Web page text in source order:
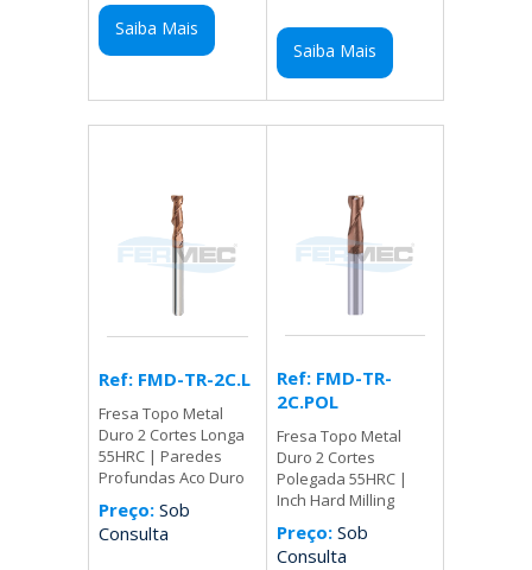
Saiba Mais
Saiba Mais
Ref: FMD-TR-2C.L
Fresa Topo Metal
Duro 2 Cortes Longa
55HRC | Paredes
Profundas Aco Duro
Preço: Sob
Consulta
Ref: FMD-TR-
2C.POL
Fresa Topo Metal
Duro 2 Cortes
Polegada 55HRC |
Inch Hard Milling
Preço:Sob
Consulta